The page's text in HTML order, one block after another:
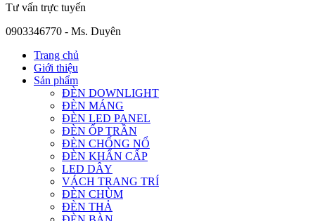
Tư vấn trực tuyến
0903346770 - Ms. Duyên
Trang chủ
Giới thiệu
Sản phẩm
ĐÈN DOWNLIGHT
ĐÈN MÁNG
ĐÈN LED PANEL
ĐÈN ỐP TRẦN
ĐÈN CHỐNG NỔ
ĐÈN KHẨN CẤP
LED DÂY
VÁCH TRANG TRÍ
ĐÈN CHÙM
ĐÈN THẢ